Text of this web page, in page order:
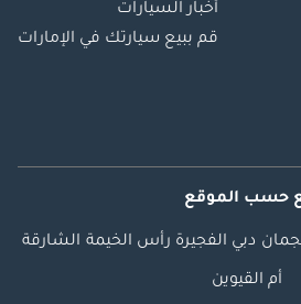
أخبار السيارات
قم ببيع سيارتك في الإمارات
حسب الموقع
دبي الفجيرة رأس الخيمة الشارقة
أم القيوين